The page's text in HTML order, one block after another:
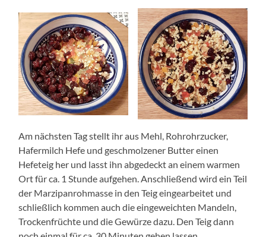
Am nächsten Tag stellt ihr aus Mehl, Rohrohrzucker,
Hafermilch Hefe und geschmolzener Butter einen
Hefeteig her und lasst ihn abgedeckt an einem warmen
Ort für ca. 1 Stunde aufgehen. Anschließend wird ein Teil
der Marzipanrohmasse in den Teig eingearbeitet und
schließlich kommen auch die eingeweichten Mandeln,
Trockenfrüchte und die Gewürze dazu. Den Teig dann